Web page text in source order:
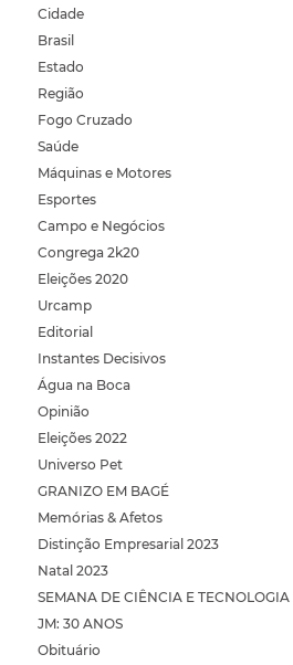
Cidade
Brasil
Estado
Região
Fogo Cruzado
Saúde
Máquinas e Motores
Esportes
Campo e Negócios
Congrega 2k20
Eleições 2020
Urcamp
Editorial
Instantes Decisivos
Água na Boca
Opinião
Eleições 2022
Universo Pet
GRANIZO EM BAGÉ
Memórias & Afetos
Distinção Empresarial 2023
Natal 2023
SEMANA DE CIÊNCIA E TECNOLOGIA
JM: 30 ANOS
Obituário